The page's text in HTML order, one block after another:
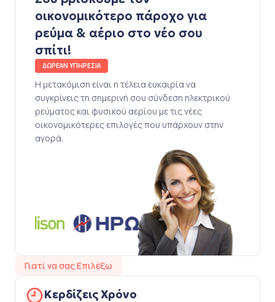
οικονομικότερο πάροχο για
ρεύμα & αέριο στο νέο σου
σπίτι!
ΔΩΡΕΑΝ ΥΠΗΡΕΣΙΑ
Η μετακόμιση είναι η τέλεια ευκαιρία να
συγκρίνεις τη σημερινή σου σύνδεση ηλεκτρικού
ρεύματος και φυσικού αερίου με τις νέες
οικονομικότερες επιλογές που υπάρχουν στην
αγορά.
Γιατί να σας Επιλέξω
Κερδίζεις Χρόνο